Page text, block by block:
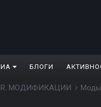
БЛОГИ
МОДИФИКАЦИИ Моды